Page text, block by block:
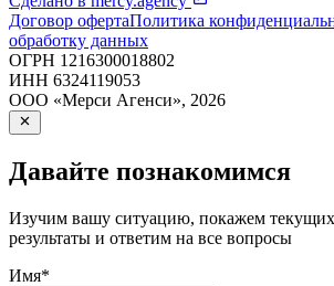
Договор офертаПолитика
обработку данных
ОГРН 1216300018802
ИНН 6324119053
ООО «Мерси Агенси», 2026
Давайте познакомимся
Изучим вашу ситуацию, покажем
результаты и ответим на все вопросы
Имя*